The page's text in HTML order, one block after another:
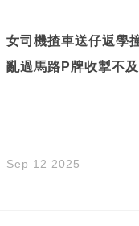
女司機揸車送仔返學撞兩
亂過馬路P牌收掣不
Sep 12 2025